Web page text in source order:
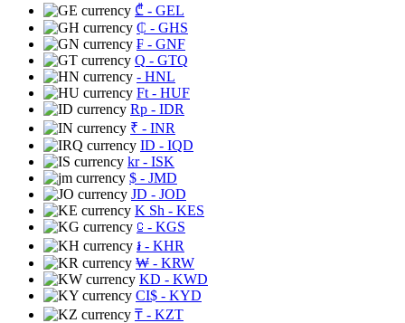
₾ - GEL
₵ - GHS
₣ - GNF
Q - GTQ
- HNL
Ft - HUF
Rp - IDR
₹ - INR
ID - IQD
kr- ISK
$ - JMD
JD - JOD
K Sh - KES
⃀ - KGS
៛ - KHR
₩ - KRW
KD - KWD
CI$ - KYD
₸ - KZT